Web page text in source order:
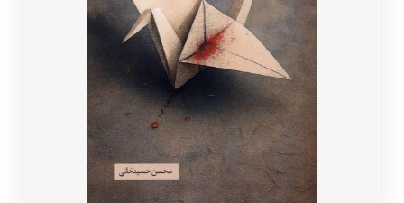
ادیان و اساطیر
ادبیات آلمان
ادبیات ترکیه
ادبیات آسیا
سایر کشورهای اروپا
داستان کوتاه